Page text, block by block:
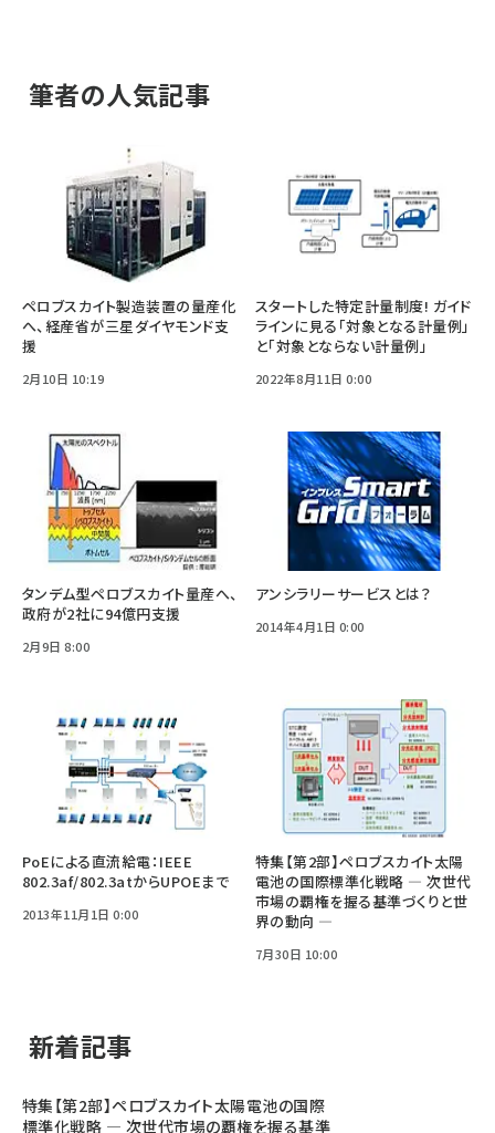
筆者の人気記事
ペロブスカイト製造装置の量産化
へ、経産省が三星ダイヤモンド支
援
2月10日 10:19
スタートした特定計量制度! ガイド
ラインに見る「対象となる計量例」
と「対象とならない計量例」
2022年8月11日 0:00
タンデム型ペロブスカイト量産へ、
政府が2社に94億円支援
2月9日 8:00
アンシラリーサービスとは？
2014年4月1日 0:00
PoEによる直流給電：IEEE
802.3af/802.3atからUPOEまで
2013年11月1日 0:00
特集【第2部】ペロブスカイト太陽
電池の国際標準化戦略 ― 次世代
市場の覇権を握る基準づくりと世
界の動向 ―
7月30日 10:00
新着記事
特集【第2部】ペロブスカイト太陽電池の国際
標準化戦略 ― 次世代市場の覇権を握る基準